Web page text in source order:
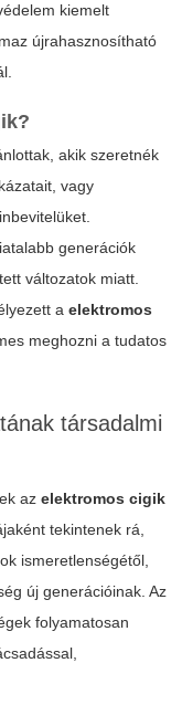
kiemelt
újrahasznosítható
?
akik szeretnék
vagy
generációk
változatok miatt.
a elektromos
meghozni a tudatos
társadalmi
az elektromos cigik
tekintenek rá,
ismeretlenségétől,
új generációinak. Az
folyamatosan